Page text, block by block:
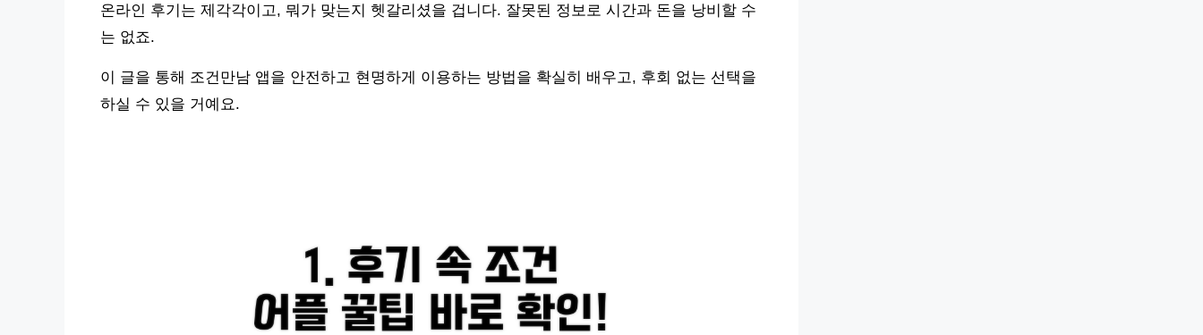
온라인 후기는 제각각이고, 뭐가 맞는지 헷갈리셨을 겁니다. 잘못된 정보로 시간과 돈을 낭비할 수
는 없죠.
이 글을 통해 조건만남 앱을 안전하고 현명하게 이용하는 방법을 확실히 배우고, 후회 없는 선택을
하실 수 있을 거예요.